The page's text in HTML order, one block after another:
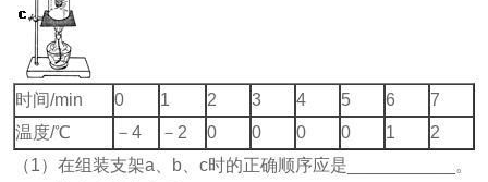
时间/min 0 1 2 3 4 5 6
7
温度/℃
－4 －2 0 0 0 0 1
2
（1）在组装支架a、b、c时的正确顺序应是___________。